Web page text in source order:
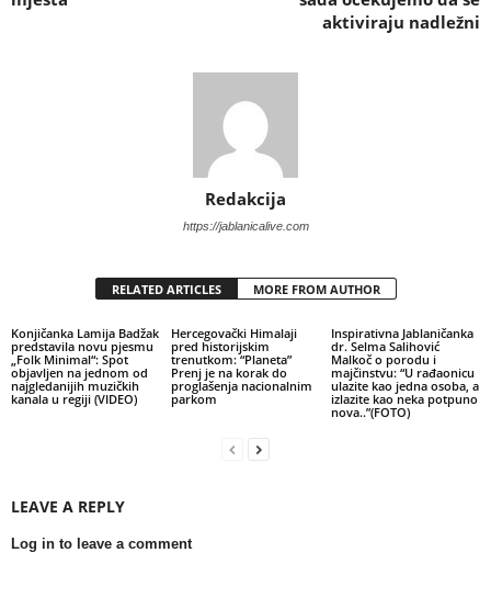
aktiviraju nadležni
Redakcija
https://jablanicalive.com
RELATED ARTICLES MORE FROM AUTHOR
Konjičanka Lamija Badžak
predstavila novu pjesmu
„Folk Minimal“: Spot
objavljen na jednom od
najgledanijih muzičkih
kanala u regiji (VIDEO)
Hercegovački Himalaji
pred historijskim
trenutkom: “Planeta”
Prenj je na korak do
proglašenja nacionalnim
parkom
Inspirativna Jablaničanka
dr. Selma Salihović
Malkoč o porodu i
majčinstvu: “U rađaonicu
ulazite kao jedna osoba, a
izlazite kao neka potpuno
nova..”(FOTO)
LEAVE A REPLY
Log in to leave a comment